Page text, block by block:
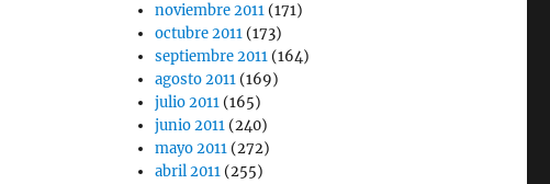
noviembre 2011 (171)
octubre 2011 (173)
septiembre 2011 (164)
agosto 2011 (169)
julio 2011 (165)
junio 2011 (240)
mayo 2011 (272)
abril 2011 (255)